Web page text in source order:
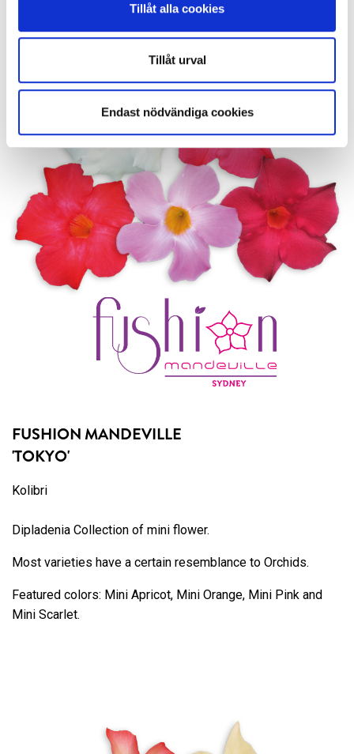
Tillåt alla cookies
Tillåt urval
Endast nödvändiga cookies
FUSHION MANDEVILLE
'TOKYO'
Kolibri
Dipladenia Collection of mini flower.
Most varieties have a certain resemblance to Orchids.
Featured colors: Mini Apricot, Mini Orange, Mini Pink and
Mini Scarlet.